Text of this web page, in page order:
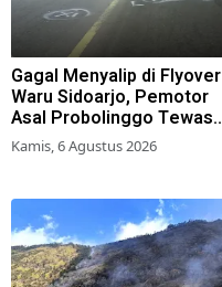
Gagal Menyalip di Flyover
Waru Sidoarjo, Pemotor
Asal Probolinggo Tewas
Tertabrak
Kamis, 6 Agustus 2026